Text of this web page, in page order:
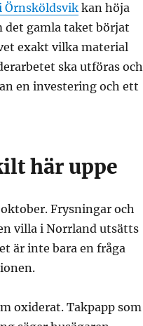
Örnsköldsvikkan höja
det gamla taket börjat
exakt vilka material
ska utföras och
en investering och ett
här uppe
Frysningar och
villa i Norrland utsätts
är inte bara en fråga
oxiderat. Takpapp som